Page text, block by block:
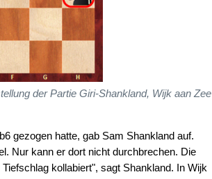
der Partie Giri-Shankland, Wijk aan Zee
gezogen hatte, gab Sam Shankland auf.
Nur kann er dort nicht durchbrechen. Die
kollabiert", sagt Shankland. In Wijk